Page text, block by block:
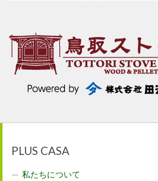
PLUS CASA
私たちについて